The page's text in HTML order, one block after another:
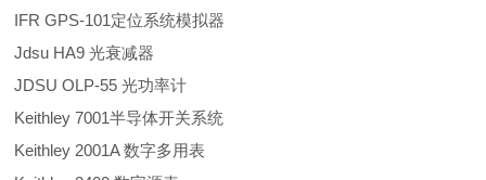
IFR GPS-101定位系统模拟器
Jdsu HA9 光衰减器
JDSU OLP-55 光功率计
Keithley 7001半导体开关系统
Keithley 2001A 数字多用表